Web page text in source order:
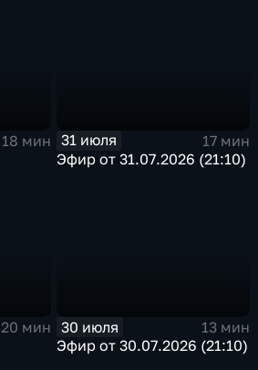
18 мин
31 июля
17 мин
Эфир от 31.07.2026 (21:10)
20 мин
30 июля
13 мин
Эфир от 30.07.2026 (21:10)